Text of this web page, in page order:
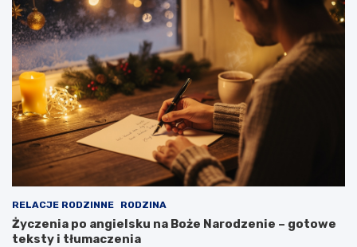
RELACJE RODZINNE RODZINA
Życzenia po angielsku na Boże Narodzenie – gotowe
teksty i tłumaczenia